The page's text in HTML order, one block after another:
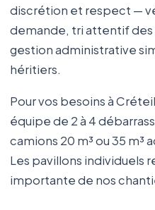
discrétion et respect —
demande, tri attentif des
gestion administrative
héritiers.
Pour vos besoins à
équipe de 2 à 4
camions 20 m³ ou 35 m³
Les pavillons individuels
importante de nos